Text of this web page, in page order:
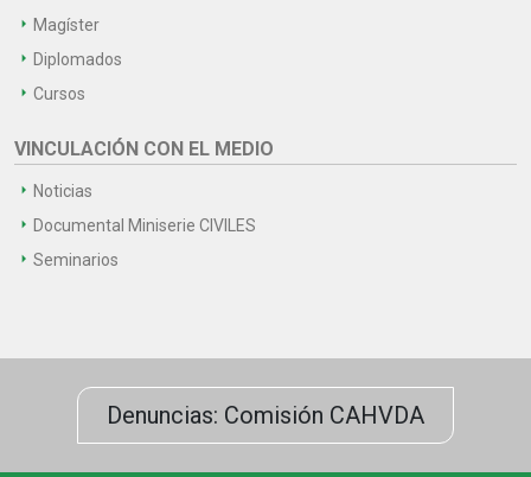
Magíster
Diplomados
Cursos
VINCULACIÓN CON EL MEDIO
Noticias
Documental Miniserie CIVILES
Seminarios
Denuncias: Comisión CAHVDA